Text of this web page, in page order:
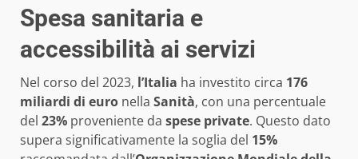
Spesa sanitaria e
accessibilità ai servizi
Nel corso del 2023, l’Italia ha investito circa 176
miliardi di euro nella Sanità, con una percentuale
del 23% proveniente da spese private. Questo dato
supera significativamente la soglia del 15%